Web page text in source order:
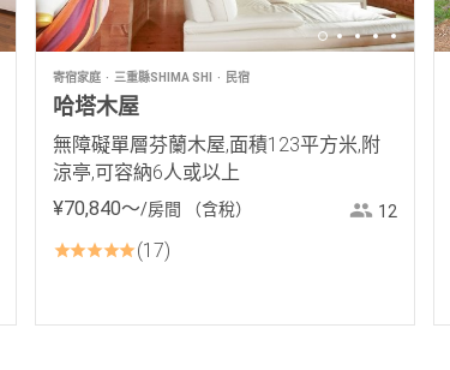
寄宿家庭 三重縣SHIMA SHI 民宿
哈塔木屋
無障礙單層芬蘭木屋,面積123平方米,附
涼亭,可容納6人或以上
¥70,840〜/房間 （含稅） 12
17